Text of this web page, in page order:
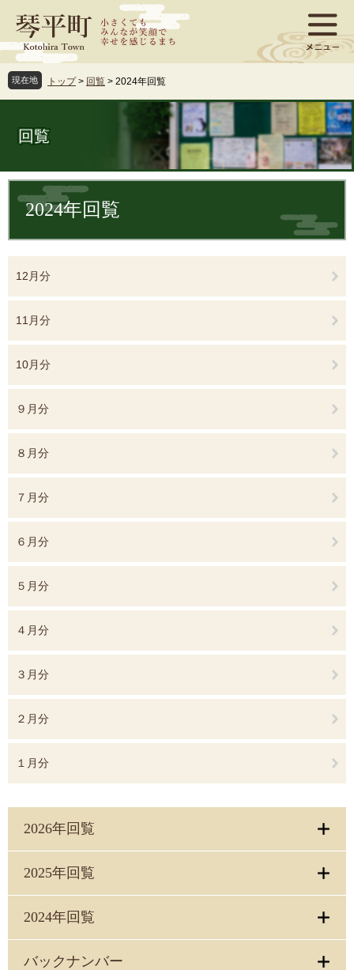
ジ
先
頭
ュ
を
飛
文
現在地 トップ > 回覧 > 2024年回覧
回覧
文 2024年回覧
12月分
11月分
10月分
９月分
８月分
７月分
６月分
５月分
４月分
３月分
２月分
１月分
2026年回覧
2025年回覧
2024年回覧
バックナンバー